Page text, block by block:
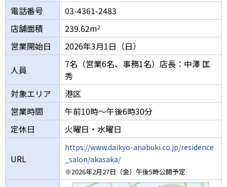
電話番号
03-4361-2483
店舗面積
239.62m2
営業開始日
2026年3月1日（日）
人員
7名（営業6名、事務1名）店長：中澤 匡
秀
対象エリア
港区
営業時間
午前10時～午後6時30分
定休日
火曜日・水曜日
URL
https://www.daikyo-anabuki.co.jp/residence
_salon/akasaka/
※2026年2月27日（金）午後5時公開予定